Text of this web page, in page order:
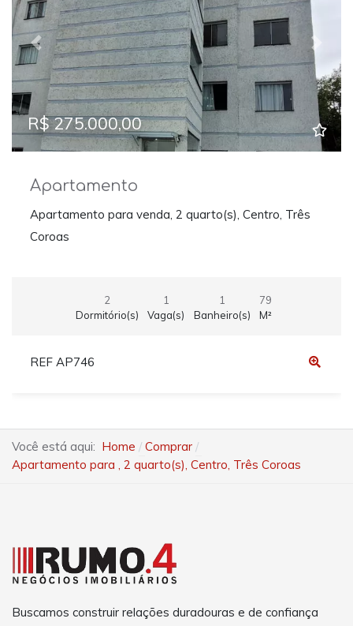
Previous
R$ 275.000,00
Apartamento
Apartamento para venda, 2 quarto(s), Centro, Três
Coroas
2
Dormitório(s)
1
Vaga(s)
1
Banheiro(s)
79
M²
REF AP746
Você está aqui: Home
Comprar
Apartamento para , 2 quarto(s), Centro, Três Coroas
Buscamos construir relações duradouras e de confiança